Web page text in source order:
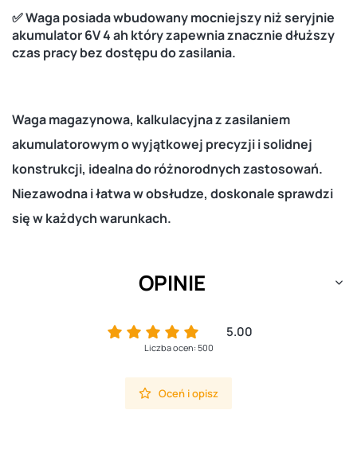
✅ Waga posiada wbudowany mocniejszy niż seryjnie
akumulator 6V 4 ah który zapewnia znacznie dłuższy
czas pracy bez dostępu do zasilania.
Waga magazynowa, kalkulacyjna z zasilaniem
akumulatorowym o wyjątkowej precyzji i solidnej
konstrukcji, idealna do różnorodnych zastosowań.
Niezawodna i łatwa w obsłudze, doskonale sprawdzi
się w każdych warunkach.
OPINIE
5.00
Liczba ocen: 500
Oceń i opisz